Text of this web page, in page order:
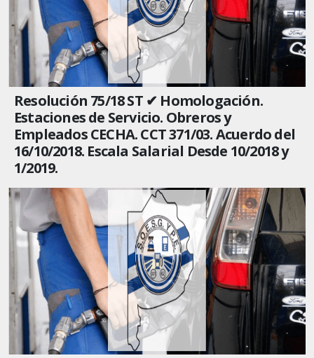
Resolución 75/18 ST ✔ Homologación.
Estaciones de Servicio. Obreros y
Empleados CECHA. CCT 371/03. Acuerdo del
16/10/2018. Escala Salarial Desde 10/2018 y
1/2019.